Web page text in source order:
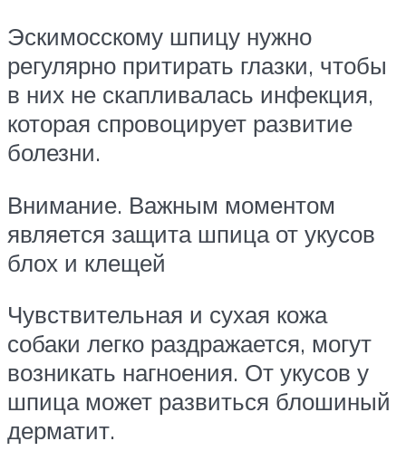
Эскимосскому шпицу нужно
регулярно притирать глазки, чтобы
в них не скапливалась инфекция,
которая спровоцирует развитие
болезни.
Внимание. Важным моментом
является защита шпица от укусов
блох и клещей
Чувствительная и сухая кожа
собаки легко раздражается, могут
возникать нагноения. От укусов у
шпица может развиться блошиный
дерматит.